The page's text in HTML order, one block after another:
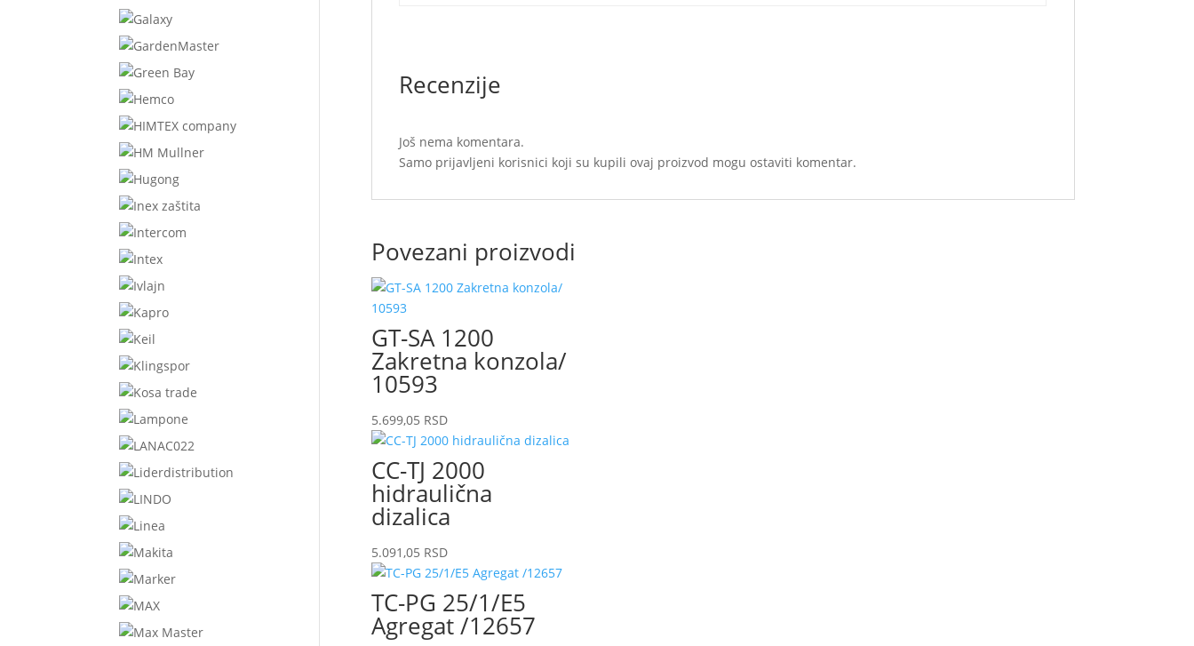
Recenzije
Još nema komentara.
Samo prijavljeni korisnici koji su kupili ovaj proizvod mogu ostaviti komentar.
Povezani proizvodi
GT-SA 1200
Zakretna konzola/
10593
5.699,05 RSD
CC-TJ 2000
hidraulična
dizalica
5.091,05 RSD
TC-PG 25/1/E5
Agregat /12657